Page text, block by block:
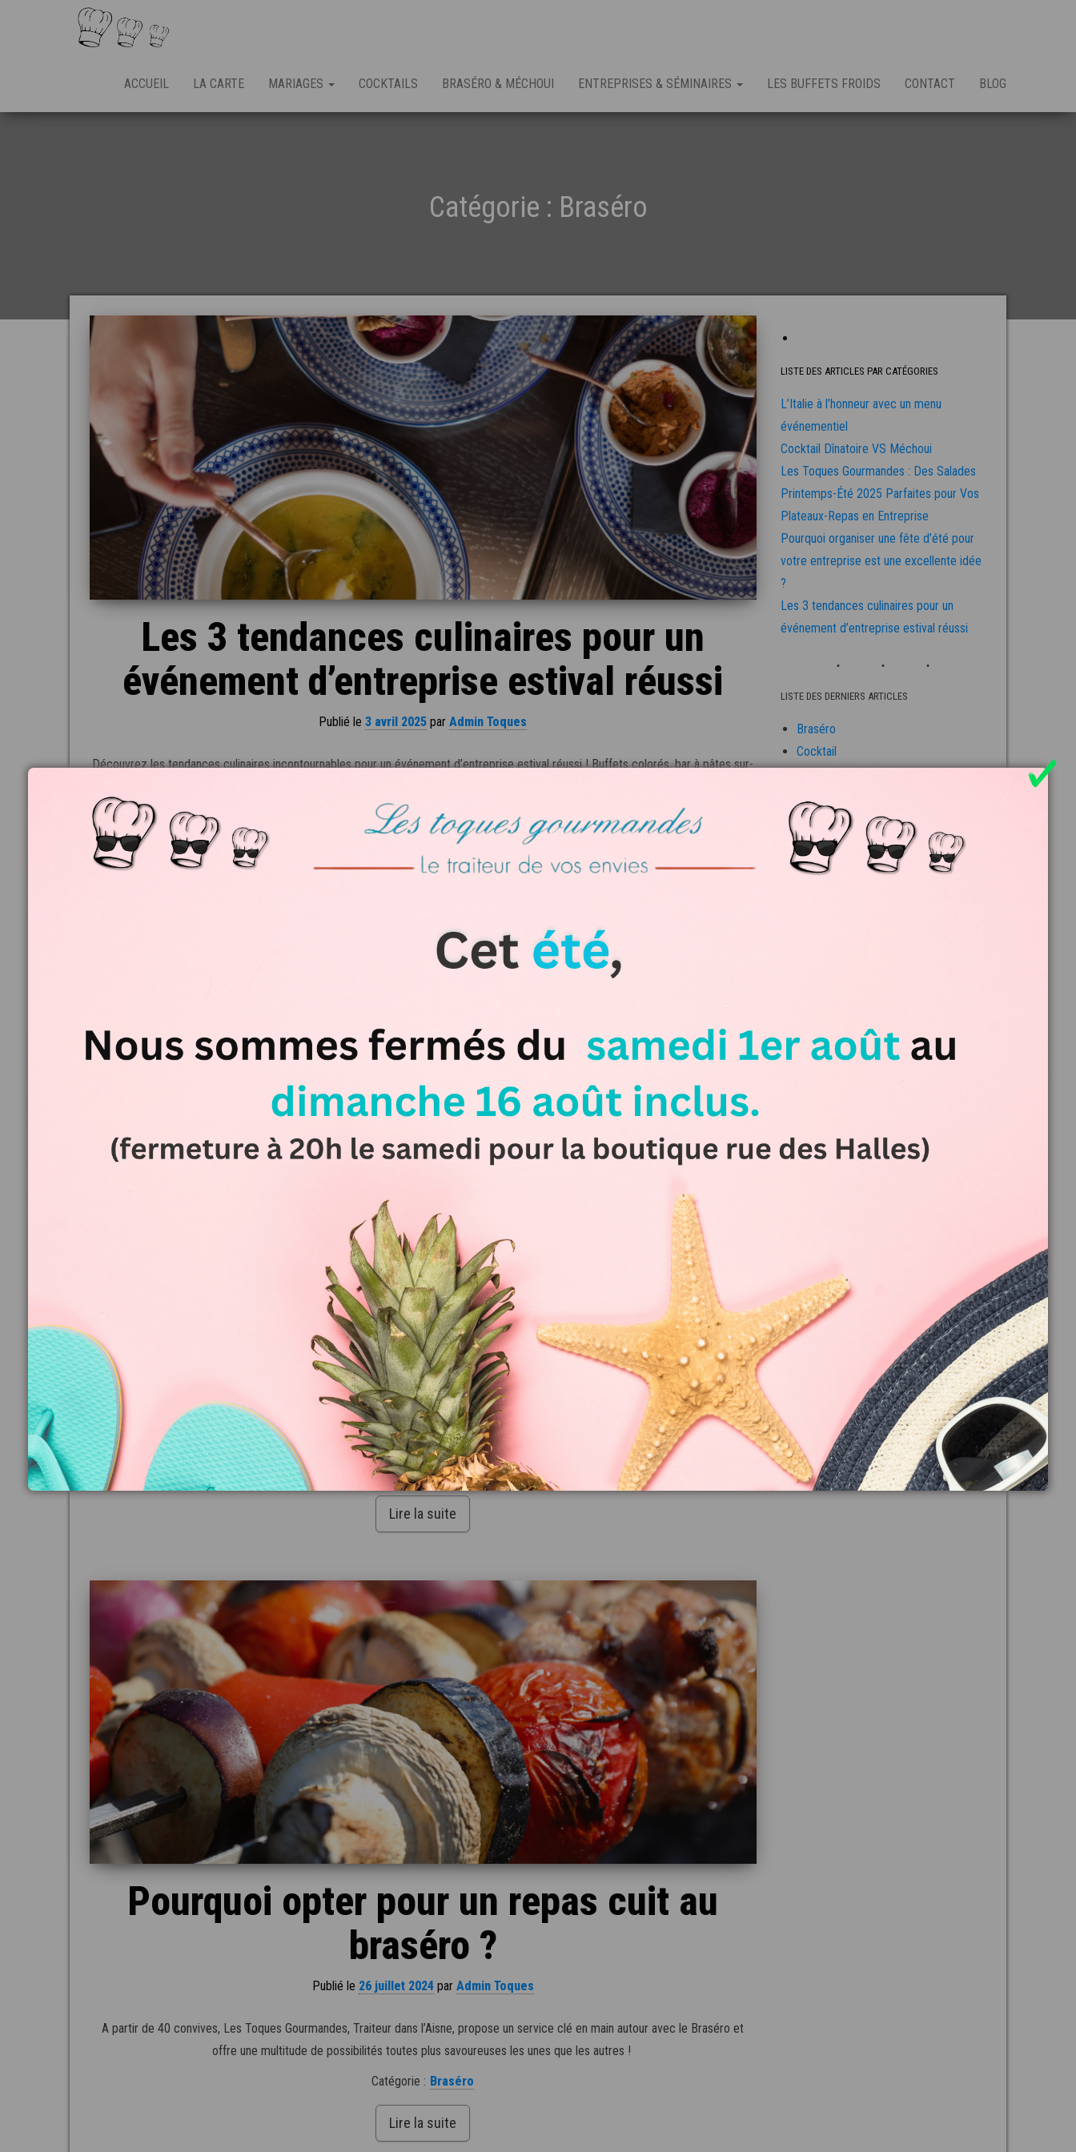
ACCUEIL LA CARTE MARIAGES COCKTAILS BRASÉRO & MÉCHOUI ENTREPRISES & SÉMINAIRES LES BUFFETS FROIDS CONTACT BLOG
Catégorie : Braséro
Les 3 tendances culinaires pour un
événement d’entreprise estival réussi
Publié le3 avril 2025 parAdmin Toques
Découvrez les tendances culinaires incontournables pour un événement d’entreprise estival réussi ! Buffets colorés, bar à pâtes sur-
innovants, cet article vous guide pour organiser une réception mémorable et savoureuse. 🍽🔥🌿
Catégorie :
Braséro Cocktail
Comment organiser un afterwork estival
gourmand pour vos collaborateurs ?
Publié le3 avril 2025parAdmin Toques
Vous souhaitez organiser un afterwork estival gourmand pour fédérer vos équipes et partager un moment convivial ? Découvrez nos
conseils pour créer une ambiance détendue avec des bouchées raffinées, des animations culinaires interactives et des douceurs
rafraîchissantes. Aux Toques Gourmandes, nous proposons également la location de notre salle de séminaire (40-50 personnes) pour
un événement clé en main. Réservez dès maintenant et offrez à votre équipe un afterwork gourmand inoubliable !
Catégorie : Braséro,Cocktail
Lire la suite
Pourquoi opter pour un repas cuit au
braséro ?
Publié le 26 juillet 2024par Admin Toques
A partir de 40 convives, Les Toques Gourmandes, Traiteur dans l’Aisne, propose un service clé en main autour avec le Braséro et
offre une multitude de possibilités toutes plus savoureuses les unes que les autres !
Catégorie : Braséro
Lire la suite
LISTE DES ARTICLES PAR CATÉGORIES
L’Italie à l’honneur avec un menu
événementiel
Cocktail Dînatoire VS Méchoui
Les Toques Gourmandes : Des Salades
Printemps-Été 2025 Parfaites pour Vos
Plateaux-Repas en Entreprise
Pourquoi organiser une fête d’été pour
votre entreprise est une excellente idée
?
Les 3 tendances culinaires pour un
événement d’entreprise estival réussi
LISTE DES DERNIERS ARTICLES
Braséro
Cocktail
Non classé